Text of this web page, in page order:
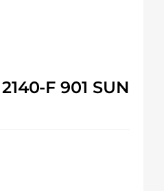
F 901 SUN